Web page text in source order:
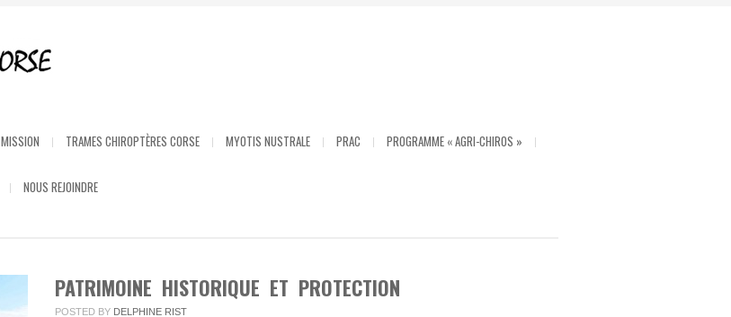
MISSION TRAMES CHIROPTÈRES CORSE MYOTIS NUSTRALE PRAC PROGRAMME « AGRI-CHIROS »
NOUS REJOINDRE
PATRIMOINE HISTORIQUE ET PROTECTION
POSTED BY DELPHINE RIST